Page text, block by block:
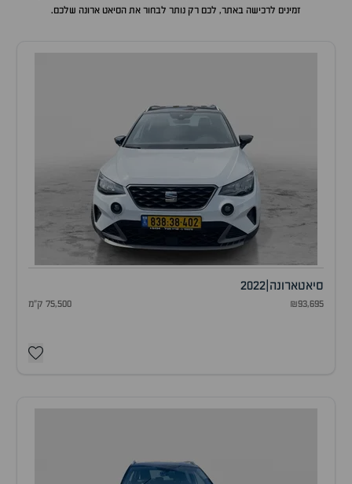
זמינים לרכישה באתר, לכם רק נותר לבחור את הסיאט ארונה שלכם.
סיאטארונה 2022
₪93,695 75,500 ק"מ